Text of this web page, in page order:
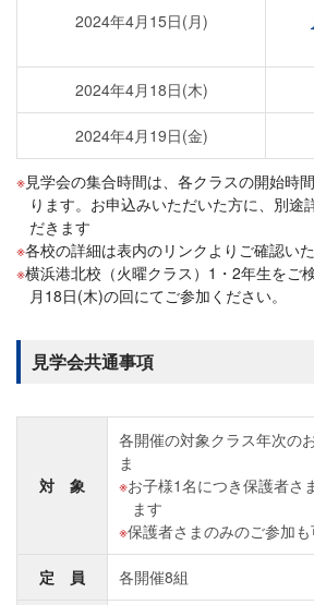
2024年4月15日(月)
2024年4月18日(木)
2024年4月19日(金)
見学会の集合時間は、各クラスの開始時
ります。お申込みいただいた方に、別途
だきます
各校の詳細は表内のリンクよりご確認い
横浜港北校（火曜クラス）1・2年生をご
月18日(木)の回にてご参加ください。
見学会共通事項
対 象
各開催の対象クラス年次の
ま
お子様1名につき保護者さ
ます
保護者さまのみのご参加
定 員 各開催8組